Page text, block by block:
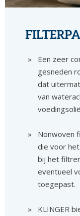
Een zeer
gesneden
dat
van
Nonwoven
die voor
bij het
eventueel
toegepast.
KLINGER